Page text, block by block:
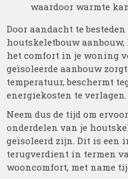
waardoor warmte
Door aandacht te
houtskeletbouw
het comfort in je woning
geïsoleerde aanbouw
temperatuur, beschermt
energiekosten te verlagen.
Neem dus de tijd om
onderdelen van je
geïsoleerd zijn. Dit is een
terugverdient in termen
wooncomfort, met name